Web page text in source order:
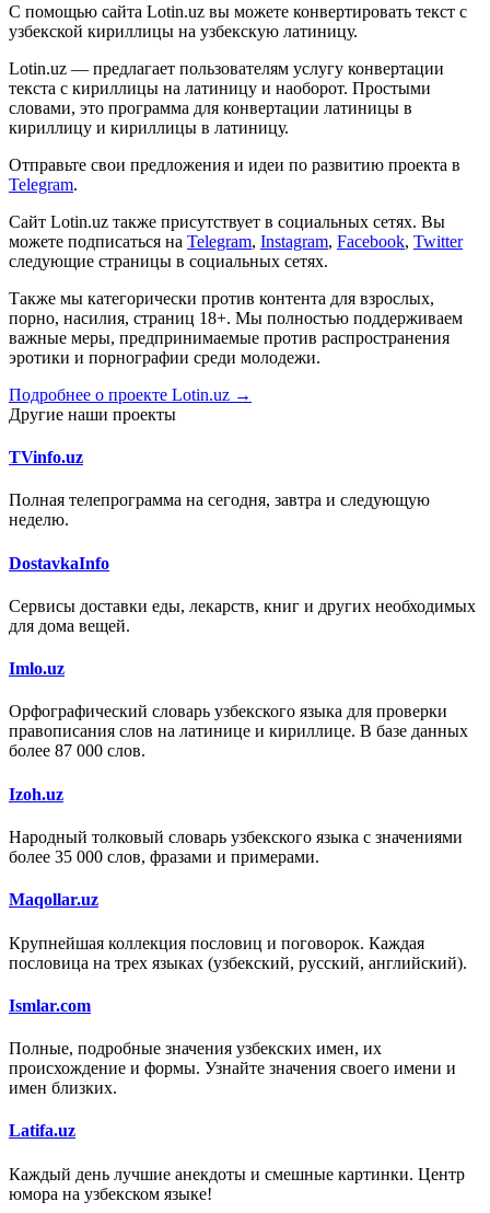
С помощью сайта Lotin.uz вы можете конвертировать текст с
узбекской кириллицы на узбекскую латиницу.
Lotin.uz — предлагает пользователям услугу конвертации
текста с кириллицы на латиницу и наоборот. Простыми
словами, это программа для конвертации латиницы в
кириллицу и кириллицы в латиницу.
Отправьте свои предложения и идеи по развитию проекта в
Telegram.
Сайт Lotin.uz также присутствует в социальных сетях. Вы
можете подписаться на Telegram, Instagram, Facebook, Twitter
следующие страницы в социальных сетях.
Также мы категорически против контента для взрослых,
порно, насилия, страниц 18+. Мы полностью поддерживаем
важные меры, предпринимаемые против распространения
эротики и порнографии среди молодежи.
Подробнее о проекте Lotin.uz →
Другие наши проекты
TVinfo.uz
Полная телепрограмма на сегодня, завтра и следующую
неделю.
DostavkaInfo
Сервисы доставки еды, лекарств, книг и других необходимых
для дома вещей.
Imlo.uz
Орфографический словарь узбекского языка для проверки
правописания слов на латинице и кириллице. В базе данных
более 87 000 слов.
Izoh.uz
Народный толковый словарь узбекского языка с значениями
более 35 000 слов, фразами и примерами.
Maqollar.uz
Крупнейшая коллекция пословиц и поговорок. Каждая
пословица на трех языках (узбекский, русский, английский).
Ismlar.com
Полные, подробные значения узбекских имен, их
происхождение и формы. Узнайте значения своего имени и
имен близких.
Latifa.uz
Каждый день лучшие анекдоты и смешные картинки. Центр
юмора на узбекском языке!